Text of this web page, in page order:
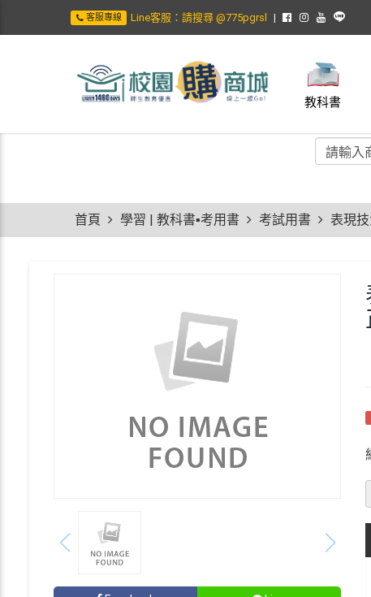
客服專線 Line客服：請搜尋 @775pgrsl
教科書
首頁 學習 | 教科書▪考用書 考試用書 表現